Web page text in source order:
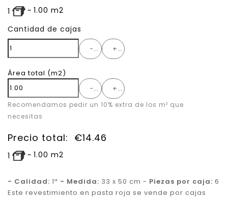
1 ~ 1.00 m2
Cantidad de cajas
- +
Área total (m2)
-
+
Recomendamos pedir un 10% extra de los m² que
necesitas
Precio total: €14.46
1 ~ 1.00 m2
- Calidad: 1ª - Medida: 33 x 50 cm - Piezas por caja: 6
Este revestimiento en pasta roja se vende por cajas